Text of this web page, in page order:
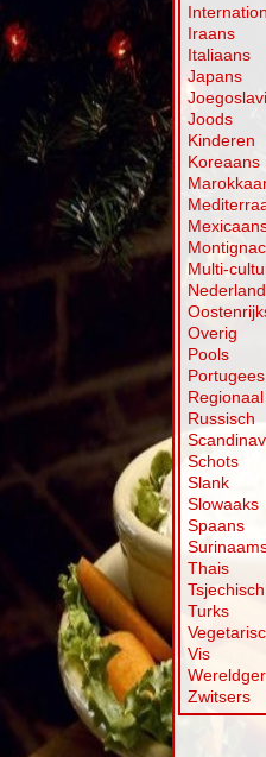
Iraans
Italiaans
Japans
Joods
Kinderen
Koreaans
Montignac
Multi-
Overig
Pools
Portugees
Regionaal
Russisch
Schots
Slank
Slowaaks
Spaans
Thais
Tsjechisch
Turks
Vis
Zwitsers